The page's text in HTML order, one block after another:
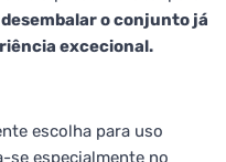
desembalar o conjunto já
excecional.
escolha para uso
se especialmente no